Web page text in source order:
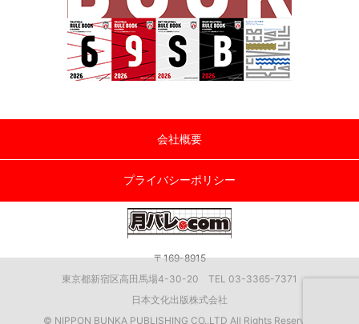
会社概要
プライバシーポリシー
〒169-8915
東京都新宿区高田馬場4-30-20 TEL 03-3365-7371
日本文化出版株式会社
© NIPPON BUNKA PUBLISHING CO.,LTD All Rights Reserved